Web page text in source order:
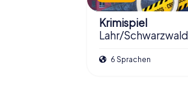
Krimispiel
Lahr/Schwarzwald
6 Sprachen